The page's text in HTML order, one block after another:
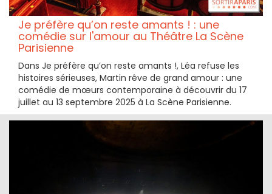
Je préfère qu’on reste amants ! : une
comédie sur l'amour au Théâtre La Scène
Parisienne
Dans Je préfère qu’on reste amants !, Léa refuse les
histoires sérieuses, Martin rêve de grand amour : une
comédie de mœurs contemporaine à découvrir du 17
juillet au 13 septembre 2025 à La Scène Parisienne.